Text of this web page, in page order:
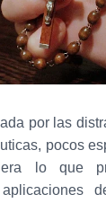
por las
pocos
lo que